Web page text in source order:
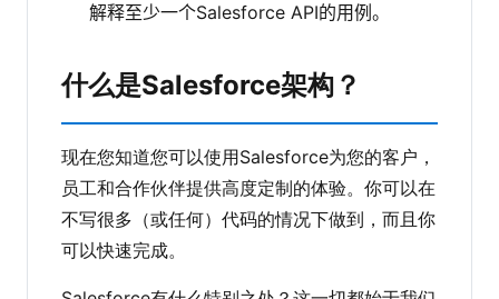
解释至少一个Salesforce API的用例。
什么是Salesforce架构？
现在您知道您可以使用Salesforce为您的客户，
员工和合作伙伴提供高度定制的体验。你可以在
不写很多（或任何）代码的情况下做到，而且你
可以快速完成。